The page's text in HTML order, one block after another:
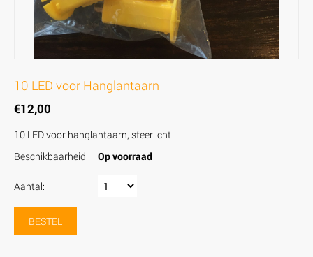
10 LED voor Hanglantaarn
€12,00
10 LED voor hanglantaarn, sfeerlicht
Beschikbaarheid:
Op voorraad
Aantal:
BESTEL